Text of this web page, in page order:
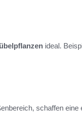
ideal.
schaffen